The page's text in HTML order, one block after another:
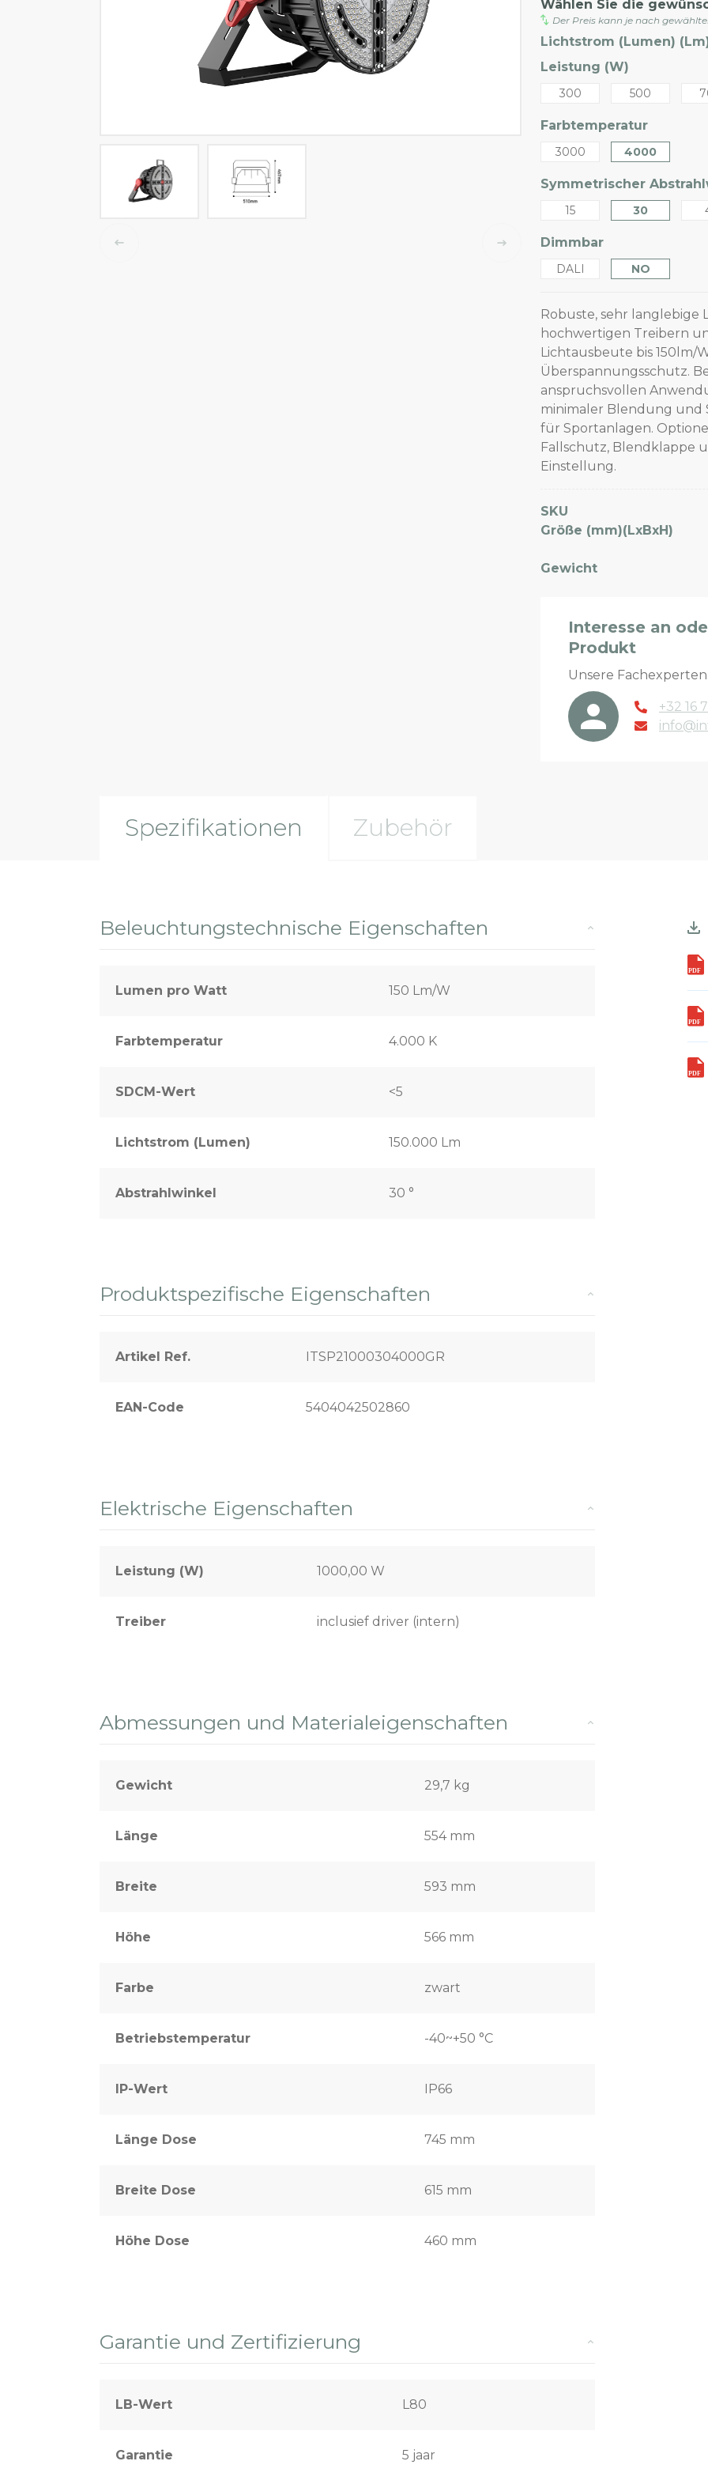
LED-Tracklights
Smartlighting
Wasserbeständige Leuchten
Decken- und Wandleuchten
Wählen Sie die
Der Preis kann je nach
Lichtstrom (Lumen)
Leistung (W)
300 500
Farbtemperatur
3000 4000
Symmetrischer
15 30
Dimmbar
DALI NO
Robuste, sehr langlebige
hochwertigen Treibern
Lichtausbeute bis 150lm/
Überspannungsschutz.
anspruchsvollen
minimaler Blendung und
für Sportanlagen.
Fallschutz, Blendklappe
Einstellung.
SKU
Größe (mm)(LxBxH)
Gewicht
Interesse an
Produkt
Unsere Fachexperten
+32 16
Spezifikationen Zubehör
Beleuchtungstechnische Eigenschaften
Lumen pro Watt 150 Lm/W
Farbtemperatur 4.000 K
SDCM-Wert <5
Lichtstrom (Lumen) 150.000 Lm
Abstrahlwinkel 30 °
Produktspezifische Eigenschaften
Artikel Ref. ITSP21000304000GR
EAN-Code 5404042502860
Elektrische Eigenschaften
Leistung (W) 1000,00 W
Treiber inclusief driver (intern)
Abmessungen und Materialeigenschaften
Gewicht 29,7 kg
Länge 554 mm
Breite 593 mm
Höhe 566 mm
Farbe zwart
Betriebstemperatur -40~+50 °C
IP-Wert IP66
Länge Dose 745 mm
Breite Dose 615 mm
Höhe Dose 460 mm
Garantie und Zertifizierung
LB-Wert L80
Garantie 5 jaar